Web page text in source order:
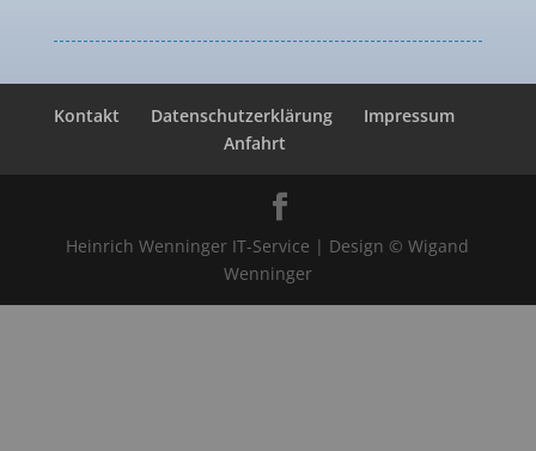
Kontakt Datenschutzerklärung
Impressum
Anfahrt
Heinrich Wenninger IT-Service | Design © Wigand
Wenninger